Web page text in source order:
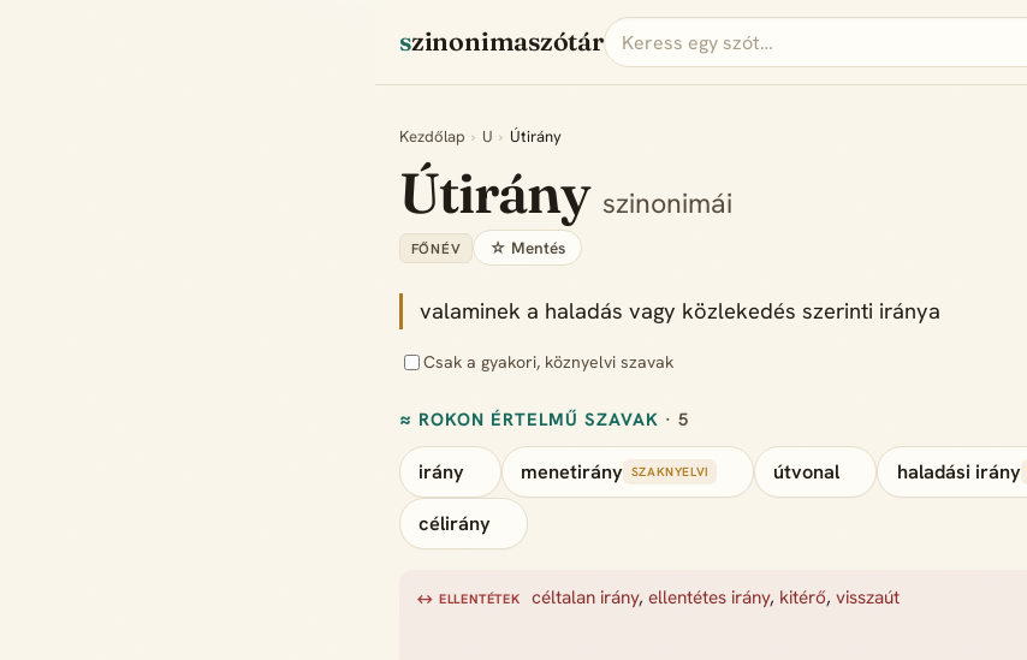
szinonimaszótár
Kezdőlap › U › Útirány
Útirány szinonimái
FŐNÉV ☆ Mentés
valaminek a haladás vagy közlekedés szerinti iránya
Csak a gyakori, köznyelvi szavak
≈ ROKON ÉRTELMŰ SZAVAK · 5
irány menetirány SZAKNYELVI útvonal haladási irány
célirány
↔ ELLENTÉTEK céltalan irány,ellentétes irány, kitérő,visszaút